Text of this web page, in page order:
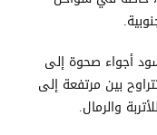
أجواء صحوة إلى
بين مرتفعة إلى
والرمال.